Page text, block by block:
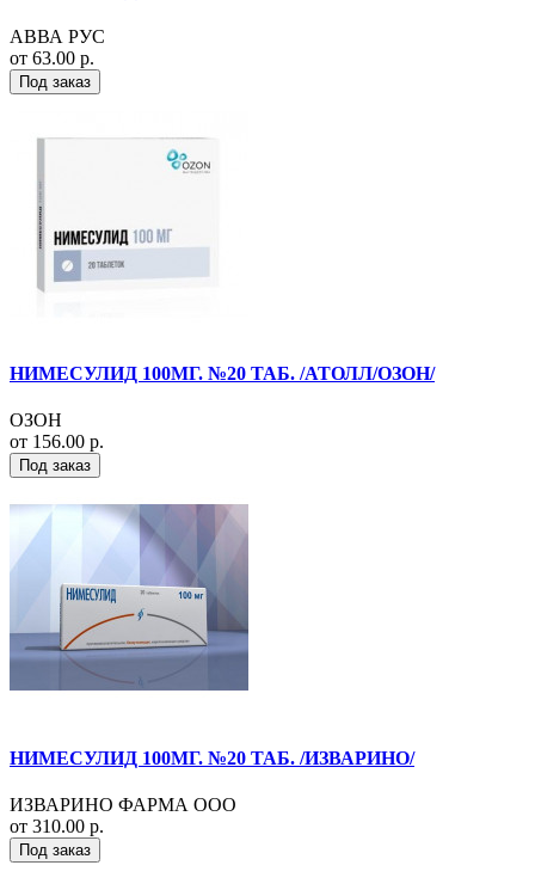
АВВА РУС
от 63.00 р.
Под заказ
НИМЕСУЛИД 100МГ. №20 ТАБ. /АТОЛЛ/ОЗОН/
ОЗОН
от 156.00 р.
Под заказ
НИМЕСУЛИД 100МГ. №20 ТАБ. /ИЗВАРИНО/
ИЗВАРИНО ФАРМА ООО
от 310.00 р.
Под заказ